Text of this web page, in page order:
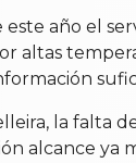
este año el
altas
la falta
alcance ya